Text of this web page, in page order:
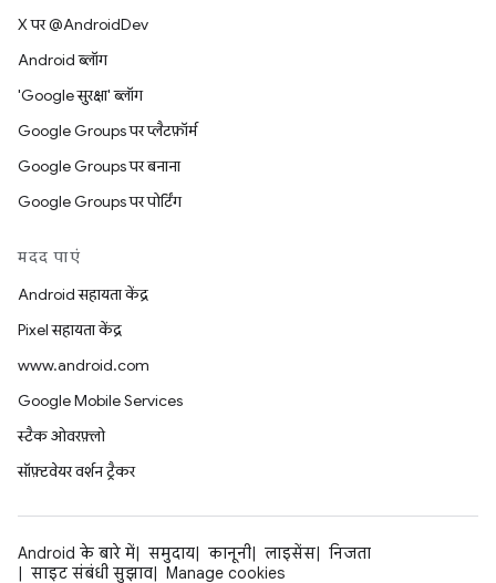
X पर @AndroidDev
Android ब्लॉग
'Google सुरक्षा' ब्लॉग
Google Groups पर प्लैटफ़ॉर्म
Google Groups पर बनाना
Google Groups पर पोर्टिंग
मदद पाएं
Android सहायता केंद्र
Pixel सहायता केंद्र
www.android.com
Google Mobile Services
स्टैक ओवरफ़्लो
सॉफ़्टवेयर वर्शन ट्रैकर
Android के बारे में समुदाय कानूनी लाइसेंस
निजता
साइट संबंधी सुझाव
Manage cookies